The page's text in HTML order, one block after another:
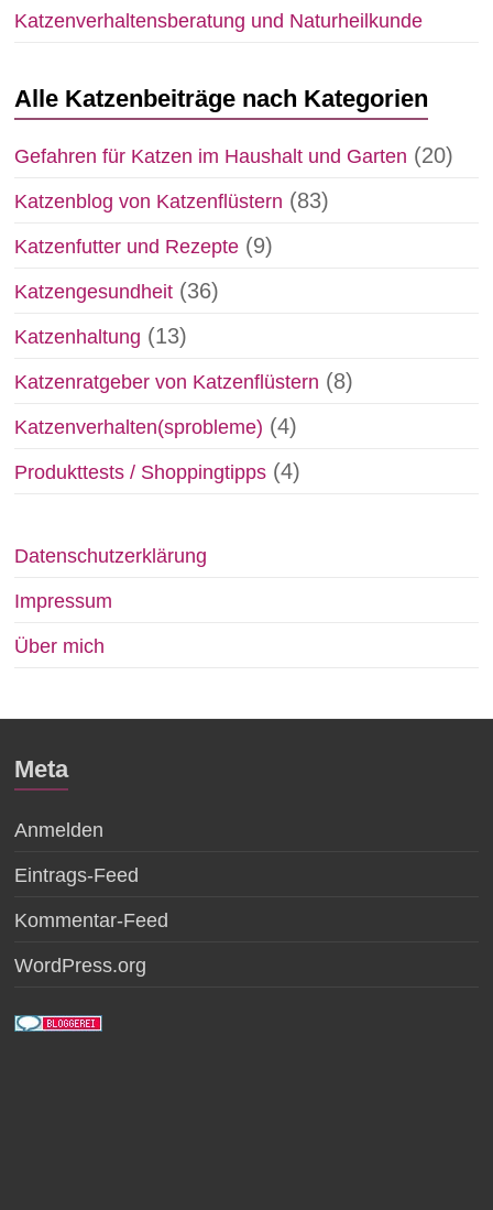
Katzenverhaltensberatung und Naturheilkunde
Alle Katzenbeiträge nach Kategorien
Gefahren für Katzen im Haushalt und Garten (20)
Katzenblog von Katzenflüstern (83)
Katzenfutter und Rezepte (9)
Katzengesundheit (36)
Katzenhaltung (13)
Katzenratgeber von Katzenflüstern (8)
Katzenverhalten(sprobleme) (4)
Produkttests / Shoppingtipps (4)
Datenschutzerklärung
Impressum
Über mich
Meta
Anmelden
Eintrags-Feed
Kommentar-Feed
WordPress.org